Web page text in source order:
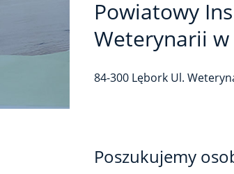
Powiatowy
Weterynarii
84-300 Lębork Ul.
Poszukujemy